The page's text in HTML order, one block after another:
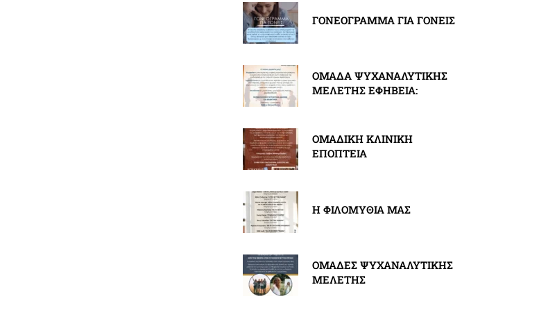
ΓΟΝΕΟΓΡΑΜΜΑ ΓΙΑ ΓΟΝΕΙΣ
ΟΜΑΔΑ ΨΥΧΑΝΑΛΥΤΙΚΗΣ
ΜΕΛΕΤΗΣ ΕΦΗΒΕΙΑ:
ΟΜΑΔΙΚΗ ΚΛΙΝΙΚΗ
ΕΠΟΠΤΕΙΑ
Η ΦΙΛΟΜΥΘΙΑ ΜΑΣ
ΟΜΑΔΕΣ ΨΥΧΑΝΑΛΥΤΙΚΗΣ
ΜΕΛΕΤΗΣ